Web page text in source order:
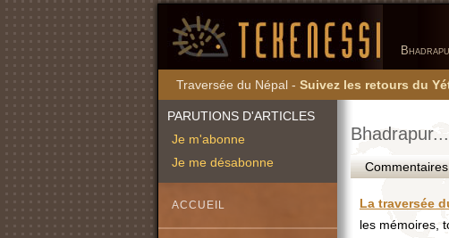
Traversée du Népal - Suivez les retours du
PARUTIONS D'ARTICLES
Je m'abonne
Je me désabonne
ACCUEIL La traversée
les mémoires,